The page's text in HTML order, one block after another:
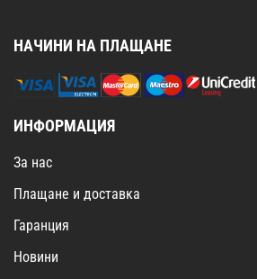
НАЧИНИ НА ПЛАЩАНЕ
ИНФОРМАЦИЯ
За нас
Плащане и доставка
Гаранция
Новини